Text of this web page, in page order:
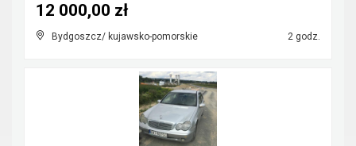
Bydgoszcz/ kujawsko-pomorskie 2 godz.
12 000,00 zł